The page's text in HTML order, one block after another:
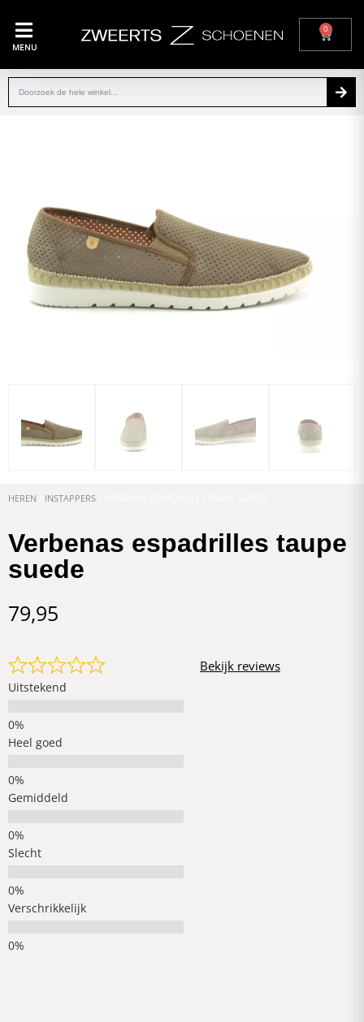
MENU
0
HEREN INSTAPPERS
Verbenas espadrilles taupe
suede
79,95
Uitstekend
Heel goed
Gemiddeld
Slecht
Verschrikkelijk
Bekijk reviews